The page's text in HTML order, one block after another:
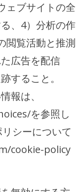
ェブサイトの全
、4）分析の作
閲覧活動と推測
広告を配信
すること。
報は、
を参照し
シーについて
cookie-policy